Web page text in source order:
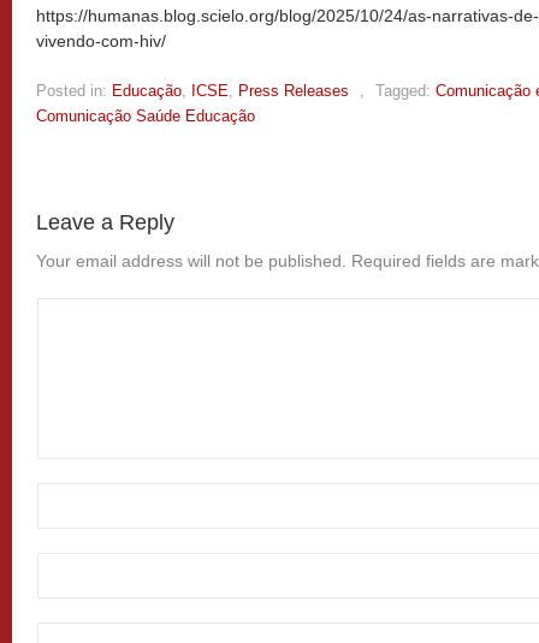
https://humanas.blog.scielo.org/blog/2025/10/24/as-narrativas-
vivendo-com-hiv/
Posted in: Educação, ICSE, Press Releases , Tagged: Comunicação
Comunicação Saúde Educação
Leave a Reply
Your email address will not be published. Required fields are